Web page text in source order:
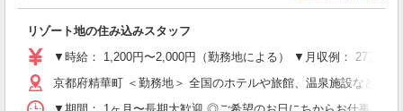
リゾート地の住み込みスタッフ
▼時給： 1,200円〜2,000円（勤務地による） ▼月収例： 27万
京都府精華町 ＜勤務地＞ 全国のホテルや旅館、温泉施設など勤